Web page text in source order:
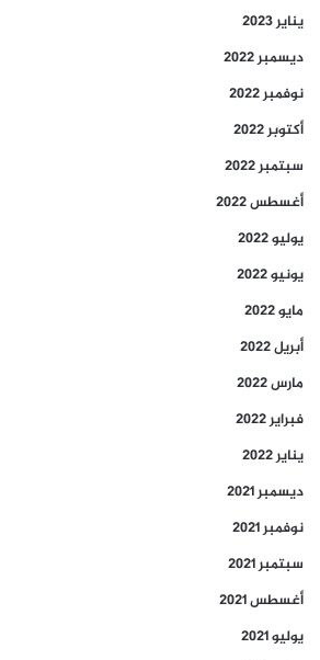
يناير 2023
ديسمبر 2022
نوفمبر 2022
أكتوبر 2022
سبتمبر 2022
أغسطس 2022
يوليو 2022
يونيو 2022
مايو 2022
أبريل 2022
مارس 2022
فبراير 2022
يناير 2022
ديسمبر 2021
نوفمبر 2021
سبتمبر 2021
أغسطس 2021
يوليو 2021